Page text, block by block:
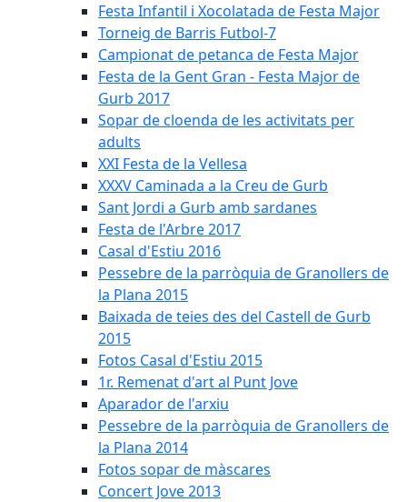
Festa Infantil i Xocolatada de Festa Major
Torneig de Barris Futbol-7
Campionat de petanca de Festa Major
Festa de la Gent Gran - Festa Major de
Gurb 2017
Sopar de cloenda de les activitats per
adults
XXI Festa de la Vellesa
XXXV Caminada a la Creu de Gurb
Sant Jordi a Gurb amb sardanes
Festa de l'Arbre 2017
Casal d'Estiu 2016
Pessebre de la parròquia de Granollers de
la Plana 2015
Baixada de teies des del Castell de Gurb
2015
Fotos Casal d'Estiu 2015
1r. Remenat d'art al Punt Jove
Aparador de l'arxiu
Pessebre de la parròquia de Granollers de
la Plana 2014
Fotos sopar de màscares
Concert Jove 2013